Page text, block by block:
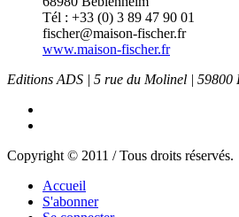
Tél : +33 (0) 3 89 47 90 01
fischer@maison-fischer.fr
www.maison-fischer.fr
Editions ADS | 5 rue du Molinel | 59800
Copyright © 2011 / Tous droits réservés.
Accueil
S'abonner